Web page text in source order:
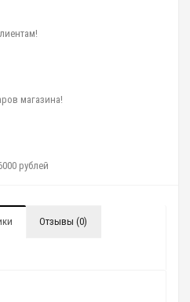
магазина!
рублей
Отзывы (0)